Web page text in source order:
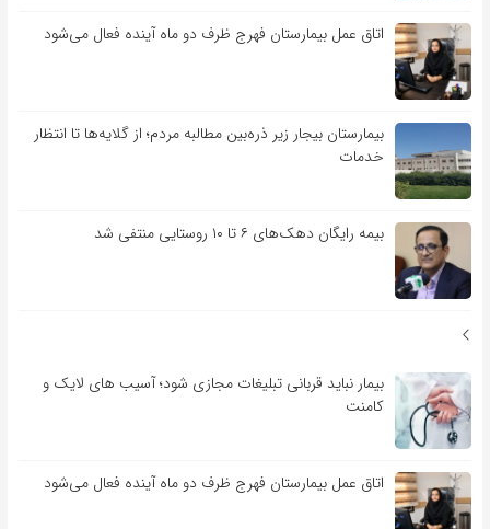
اتاق عمل بیمارستان فهرج ظرف دو ماه آینده فعال می‌شود
بیمارستان بیجار زیر ذره‌بین مطالبه مردم؛ از گلایه‌ها تا انتظار
خدمات
بیمه رایگان دهک‌های ۶ تا ۱۰ روستایی منتفی شد
بیمار نباید قربانی تبلیغات مجازی شود؛ آسیب های لایک و
کامنت
اتاق عمل بیمارستان فهرج ظرف دو ماه آینده فعال می‌شود